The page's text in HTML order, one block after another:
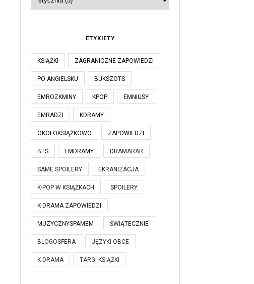
ETYKIETY
KSIĄŻKI ZAGRANICZNE ZAPOWIEDZI
PO ANGIELSKU BUKSZOTS
EMROZKMINY KPOP EMNIUSY
EMRADZI KDRAMY
OKOŁOKSIĄŻKOWO ZAPOWIEDZI
BTS EMDRAMY DRAMARAR
SAME SPOILERY EKRANIZACJA
K-POP W KSIĄŻKACH SPOILERY
K-DRAMA ZAPOWIEDZI
MUZYCZNYSPAMEM ŚWIĄTECZNIE
BLOGOSFERA JĘZYKI OBCE
K-DRAMA TARGI KSIĄŻKI